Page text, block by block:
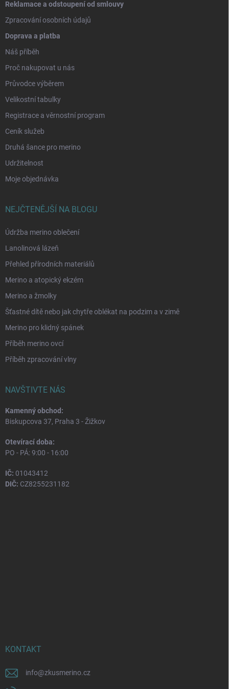
Reklamace a odstoupení od smlouvy
Zpracování osobních údajů
Doprava a platba
Náš příběh
Proč nakupovat u nás
Průvodce výběrem
Velikostní tabulky
Registrace a věrnostní program
Ceník služeb
Druhá šance pro merino
Udržitelnost
Moje objednávka
NEJČTENĚJŠÍ NA BLOGU
Údržba merino oblečení
Lanolinová lázeň
Přehled přírodních materiálů
Merino a atopický ekzém
Merino a žmolky
Šťastné dítě nebo jak chytře oblékat na podzim a v zimě
Merino pro klidný spánek
Příběh merino ovcí
Příběh zpracování vlny
NAVŠTIVTE NÁS
Kamenný obchod:
Biskupcova 37, Praha 3 - Žižkov
Otevírací doba:
PO - PÁ: 9:00 - 16:00
IČ: 01043412
DIČ: CZ8255231182
KONTAKT
info@zkusmerino.cz